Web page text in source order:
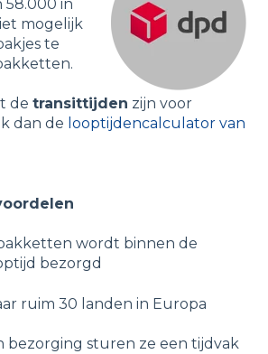
58.000 in
mogelijk
te
de transittijden zijn voor
dan de looptijdencalculator van
wordt binnen de
bezorgd
ruim 30 landen in Europa
bezorging sturen ze een tijdvak